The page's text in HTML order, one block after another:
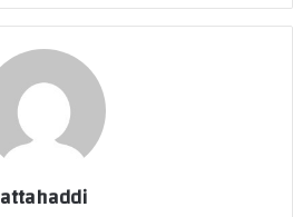
attahaddi